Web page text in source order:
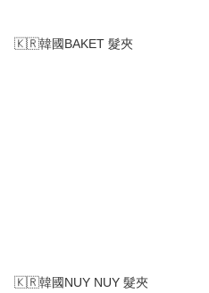
🇰🇷韓國BAKET 髮夾
🇰🇷韓國NUY NUY 髮夾